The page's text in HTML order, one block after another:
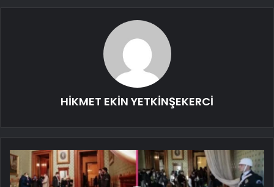
HİKMET EKİN YETKİNŞEKERCİ